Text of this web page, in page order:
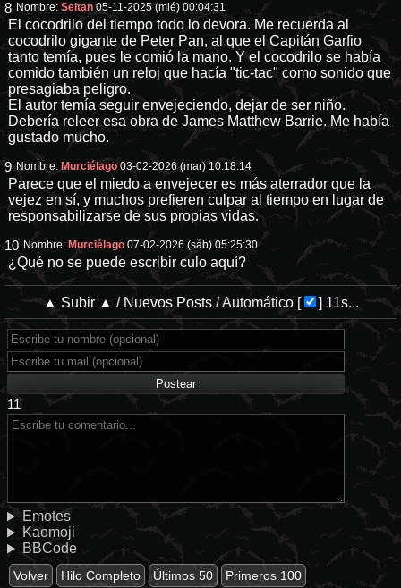
8 Nombre:Seitan 05-11-2025 (mié) 00:04:31
El cocodrilo del tiempo todo lo devora. Me recuerda al
cocodrilo gigante de Peter Pan, al que el Capitán Garfio
tanto temía, pues le comió la mano. Y el cocodrilo se había
comido también un reloj que hacía "tic-tac" como sonido que
presagiaba peligro.
El autor temía seguir envejeciendo, dejar de ser niño.
Debería releer esa obra de James Matthew Barrie. Me había
gustado mucho.
9 Nombre:Murciélago 03-02-2026 (mar) 10:18:14
Parece que el miedo a envejecer es más aterrador que la
vejez en sí, y muchos prefieren culpar al tiempo en lugar de
responsabilizarse de sus propias vidas.
10 Nombre: Murciélago 07-02-2026 (sáb) 05:25:30
¿Qué no se puede escribir culo aquí?
▲ Subir ▲ / Nuevos Posts/Automático[ ] 11s...
11
Emotes
Kaomoji
BBCode
Volver Hilo Completo Últimos 50 Primeros 100